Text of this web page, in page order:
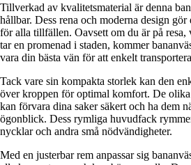
Tillverkad av kvalitetsmaterial är denna
hållbar. Dess rena och moderna design
för alla tillfällen. Oavsett om du är på resa,
tar en promenad i staden, kommer
vara din bästa vän för att enkelt
Tack vare sin kompakta storlek kan den
över kroppen för optimal komfort. De
kan förvara dina saker säkert och ha dem
ögonblick. Dess rymliga huvudfack
nycklar och andra små nödvändigheter.
Med en justerbar rem anpassar sig